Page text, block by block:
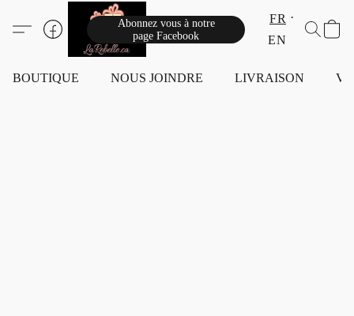
Abonnez vous à notre
page Facebook
FR
EN
BOUTIQUE NOUS JOINDRE LIVRAISON